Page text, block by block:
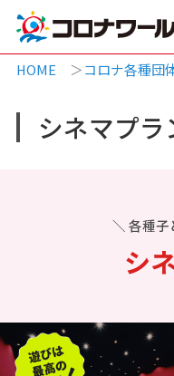
HOME コロナ各種団
シネマプラ
＼ 各種子
シ